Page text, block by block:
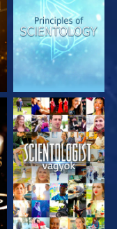
RÉSZEI
MŰSORNÉZÉS